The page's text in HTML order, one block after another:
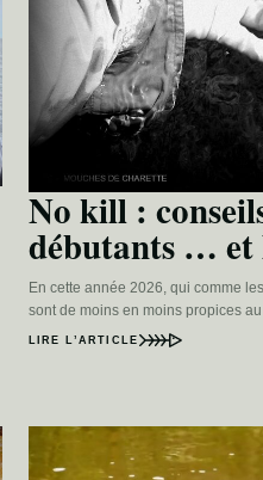
No kill :
débutants … et
En cette année 2026, qui comme
sont de moins en moins propices
LIRE L’ARTICLE